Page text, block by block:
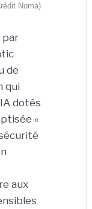
Noma)
par
de
qui
dotés
«
aux